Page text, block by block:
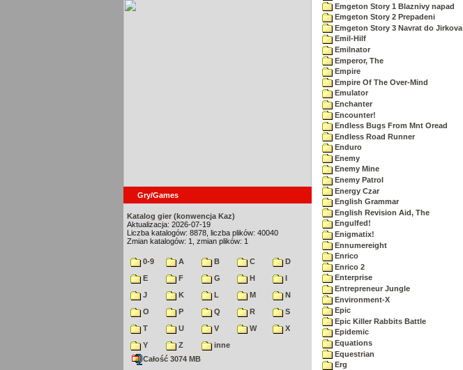
Gry/Games
Katalog gier (konwencja Kaz)
Aktualizacja: 2026-07-19
Liczba katalogów: 8878, liczba plików: 40040
Zmian katalogów: 1, zmian plików: 1
0-9 A B C
D
E
F G H
I
J
K L M
N
O
P Q R
S
T
U V W
X
Y
Z
inne
Całość 3074 MB
Emgeton Story 1 Blaznivy napad
Emgeton Story 2 Prepadeni
Emgeton Story 3 Navrat do Jirkova
Emil-Hilf
Emilnator
Emperor, The
Empire
Empire Of The Over-Mind
Emulator
Enchanter
Encounter!
Endless Bugs From Mnt Oread
Endless Road Runner
Enduro
Enemy
Enemy Mine
Enemy Patrol
Energy Czar
English Grammar
English Revision Aid, The
Engulfed!
Enigmatix!
Ennumereight
Enrico
Enrico 2
Enterprise
Entrepreneur Jungle
Environment-X
Epic
Epic Killer Rabbits Battle
Epidemic
Equations
Equestrian
Erg